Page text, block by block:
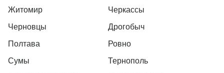
Житомир
Черкассы
Черновцы
Дрогобыч
Полтава
Ровно
Сумы
Тернополь